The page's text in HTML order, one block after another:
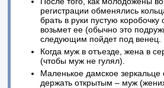
регистрации обменялись
брать в руки пустую коробочку
возьмет ее (обычно это
следующим пойдет под венец.
Когда муж в отъезде, жена в
(чтобы муж не гулял).
Маленькое дамское зеркальце
держать открытым – муж